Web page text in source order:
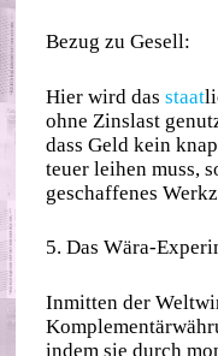
Bezug zu Gesell:
Hier wird dasstaat
ohne Zinslast
dass Geld kein
teuer leihen muss,
geschaffenes
5. Das Wära-
Inmitten der
indem sie durch